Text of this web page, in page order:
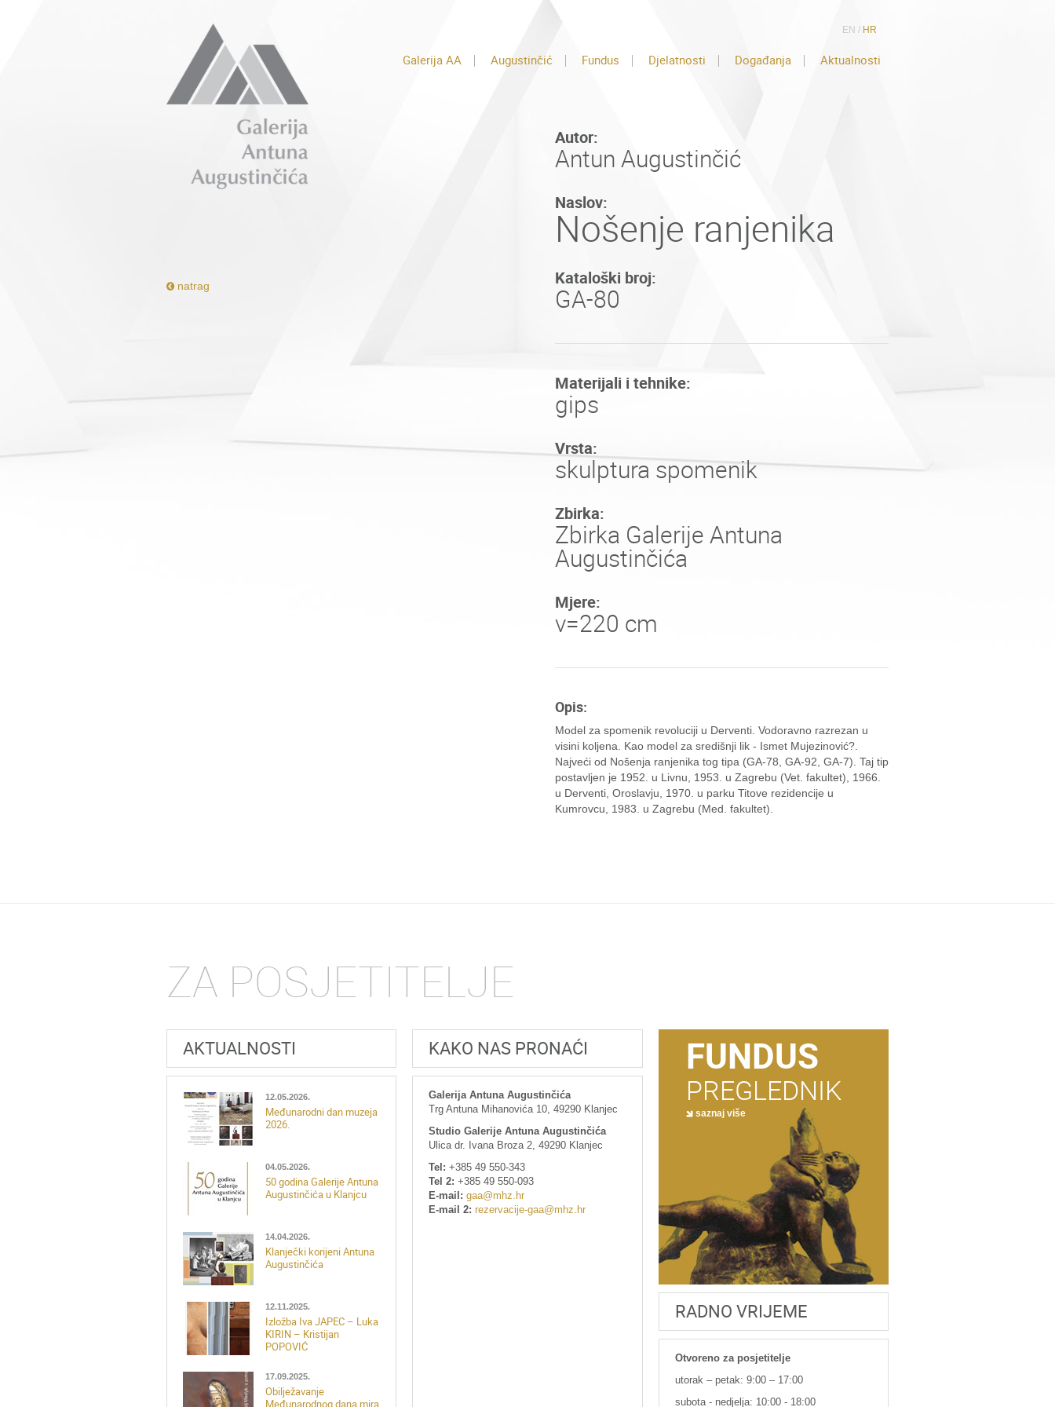
EN / HR
Galerija AA Augustinčić Fundus Djelatnosti Događanja Aktualnosti
natrag
Autor:
Antun Augustinčić
Naslov:
Nošenje ranjenika
Kataloški broj:
GA-80
Materijali i tehnike:
gips
Vrsta:
skulptura spomenik
Zbirka:
Zbirka Galerije Antuna
Augustinčića
Mjere:
v=220 cm
Opis:
Model za spomenik revoluciji u Derventi. Vodoravno razrezan u
visini koljena. Kao model za središnji lik - Ismet Mujezinović?.
Najveći od Nošenja ranjenika tog tipa (GA-78, GA-92, GA-7). Taj tip
postavljen je 1952. u Livnu, 1953. u Zagrebu (Vet. fakultet), 1966.
u Derventi, Oroslavju, 1970. u parku Titove rezidencije u
Kumrovcu, 1983. u Zagrebu (Med. fakultet).
ZA POSJETITELJE
AKTUALNOSTI
12.05.2026.
Međunarodni dan muzeja
2026.
04.05.2026.
50 godina Galerije Antuna
Augustinčića u Klanjcu
14.04.2026.
Klanječki korijeni Antuna
Augustinčića
12.11.2025.
Izložba Iva JAPEC – Luka
KIRIN – Kristijan
POPOVIĆ
17.09.2025.
Obilježavanje
Međunarodnog dana mira
KAKO NAS PRONAĆI
Galerija Antuna Augustinčića
Trg Antuna Mihanovića 10, 49290 Klanjec
Studio Galerije Antuna Augustinčića
Ulica dr. Ivana Broza 2, 49290 Klanjec
Tel: +385 49 550-343
Tel 2: +385 49 550-093
E-mail: gaa@mhz.hr
E-mail 2: rezervacije-gaa@mhz.hr
FUNDUS
PREGLEDNIK
saznaj više
RADNO VRIJEME
Otvoreno za posjetitelje
utorak – petak: 9:00 – 17:00
subota - nedjelja: 10:00 - 18:00